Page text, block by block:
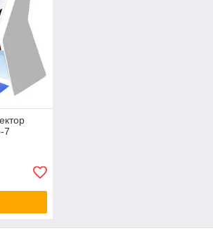
інфрачервоні детектори
дисплеєм зі
фільтром. Іноді для
застосовуються
лінзи.
7